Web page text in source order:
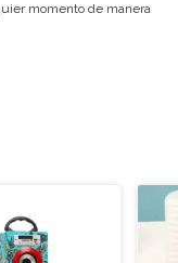
momento de manera